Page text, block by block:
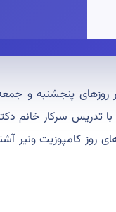
روزهای پنجشنبه و
که با تدریس سرکار خانم
روز کامپوزیت ونیر